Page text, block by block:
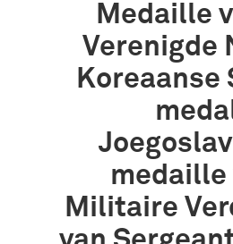
Medaille
Verenigde
Koreaanse
medaille
Militaire